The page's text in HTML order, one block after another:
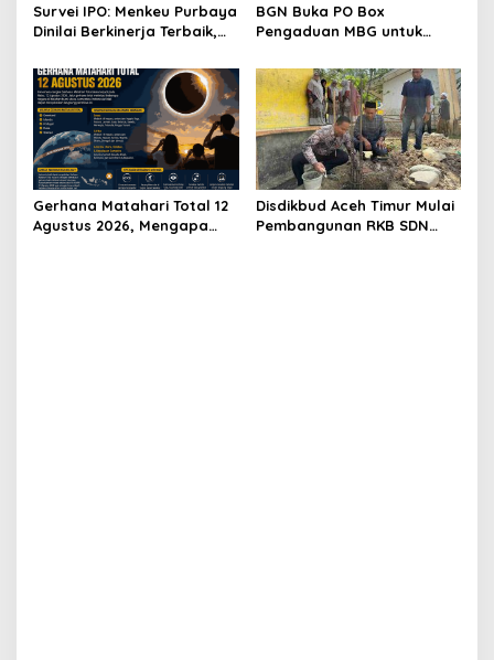
Survei IPO: Menkeu Purbaya
Dinilai Berkinerja Terbaik,
Tiga Besar
BGN Buka PO Box
Pengaduan MBG untuk
Masyarakat
Gerhana Matahari Total 12
Agustus 2026, Mengapa
Disdikbud Aceh Timur Mulai
Pembangunan RKB SDN